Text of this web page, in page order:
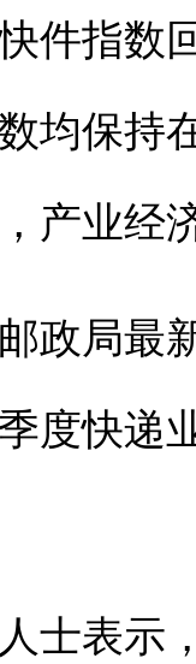
件指数
均保持
产业经
局最新
度快递
表示，